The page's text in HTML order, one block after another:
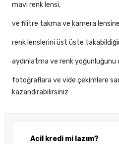
Acil kredi mi lazım?
mavi renk lensi,
ve filitre takma ve kamera
renk lenslerini üst üste
aydınlatma ve renk
fotoğraflara ve vide çekimlere
kazandırabilirsiniz